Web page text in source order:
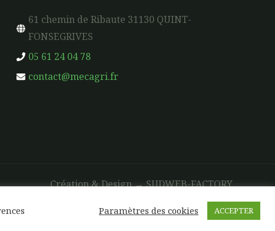
61 chemin de Ribaute 31130 QUINT-
FONSEGRIVES
05 61 24 04 78
contact@mecagri.fr
Création & Design →SUDWEB-FACTORY
Paramètres des cookies ACCEPTER